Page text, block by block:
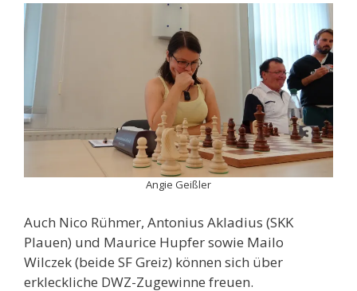
Angie Geißler
Auch Nico Rühmer, Antonius Akladius (SKK
Plauen) und Maurice Hupfer sowie Mailo
Wilczek (beide SF Greiz) können sich über
erkleckliche DWZ-Zugewinne freuen.